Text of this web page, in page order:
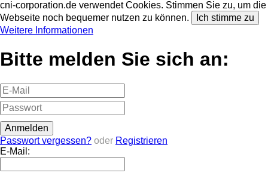
cni-corporation.de verwendet Cookies. Stimmen Sie zu, um die
Webseite noch bequemer nutzen zu können.
Ich stimme zu
Weitere Informationen
Bitte melden Sie sich an:
Passwort vergessen? oder Registrieren
E-Mail: